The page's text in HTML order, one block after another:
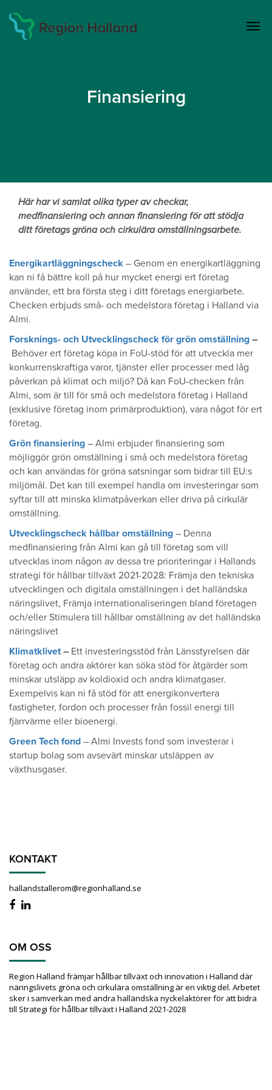
Finansiering
Här har vi samlat olika typer av checkar,
medfinansiering och annan finansiering för att stödja
ditt företags gröna och cirkulära omställningsarbete.
Energikartläggningscheck– Genom en energikartläggning
kan ni få bättre koll på hur mycket energi ert företag
använder, ett bra första steg i ditt företags energiarbete.
Checken erbjuds små- och medelstora företag i Halland via
Almi.
Forsknings- och Utvecklingscheck för grön omställning–
Behöver ert företag köpa in FoU-stöd för att utveckla mer
konkurrenskraftiga varor, tjänster eller processer med låg
påverkan på klimat och miljö? Då kan FoU-checken från
Almi, som är till för små och medelstora företag i Halland
(exklusive företag inom primärproduktion), vara något för ert
företag.
Grön finansiering– Almi erbjuder finansiering som
möjliggör grön omställning i små och medelstora företag
och kan användas för gröna satsningar som bidrar till EU:s
miljömål. Det kan till exempel handla om investeringar som
syftar till att minska klimatpåverkan eller driva på cirkulär
omställning.
Utvecklingscheck hållbar omställning– Denna
medfinansiering från Almi kan gå till företag som vill
utvecklas inom någon av dessa tre prioriteringar i Hallands
strategi för hållbar tillväxt 2021-2028: Främja den tekniska
utvecklingen och digitala omställningen i det halländska
näringslivet, Främja internationaliseringen bland företagen​
och/eller Stimulera till hållbar omställning av det halländska
näringslivet​
Klimatklivet– Ett investeringsstöd från Länsstyrelsen där
företag och andra aktörer kan söka stöd för åtgärder som
minskar utsläpp av koldioxid och andra klimatgaser.
Exempelvis kan ni få stöd för att energikonvertera
fastigheter, fordon och processer från fossil energi till
fjärrvärme eller bioenergi.
Green Tech fond– Almi Invests fond som investerar i
startup bolag som avsevärt minskar utsläppen av
växthusgaser.
KONTAKT
hallandstallerom@regionhalland.se
OM OSS
Region Halland främjar hållbar tillväxt och innovation i Halland där
näringslivets gröna och cirkulära omställning är en viktig del. Arbetet
sker i samverkan med andra halländska nyckelaktörer för att bidra
till Strategi för hållbar tillväxt i Halland 2021-2028